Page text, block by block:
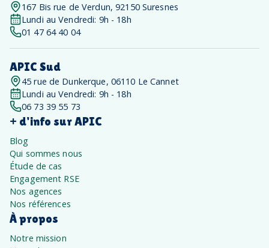
167 Bis rue de Verdun, 92150 Suresnes
Lundi au Vendredi: 9h - 18h
01 47 64 40 04
APIC Sud
45 rue de Dunkerque, 06110 Le Cannet
Lundi au Vendredi: 9h - 18h
06 73 39 55 73
+ d'info sur APIC
Blog
Qui sommes nous
Étude de cas
Engagement RSE
Nos agences
Nos références
À propos
Notre mission